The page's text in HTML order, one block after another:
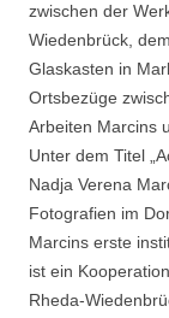
zwischen der
Wiedenbrück,
Glaskasten in
Ortsbezüge
Arbeiten Marcins
Unter dem Titel
Nadja Verena
Fotografien im
Marcins erste
ist ein
Rheda-